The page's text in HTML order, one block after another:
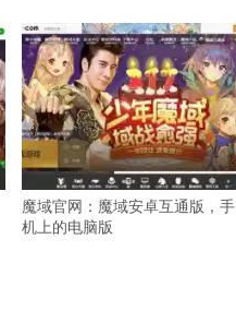
魔域官网：魔域安卓互通版，手
机上的电脑版